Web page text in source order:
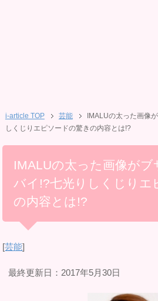
i-article TOP 芸能
IMALUの太った画像
しくじりエピソードの驚きの内容とは!?
IMALUの太った画像が
バイ!?七光りしくじりエ
の内容とは!?
[芸能]
最終更新日：2017年5月30日